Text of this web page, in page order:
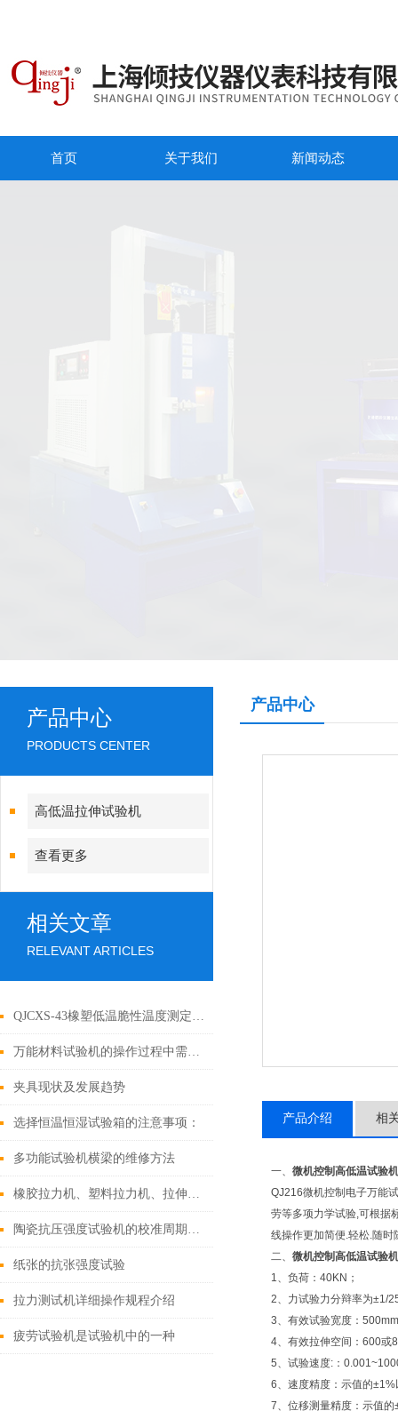
首页 关于我们 新闻动态
产品中心
PRODUCTS CENTER
高低温拉伸试验机
查看更多
相关文章
RELEVANT ARTICLES
QJCXS-43橡塑低温脆性温度测定仪性能与用途
万能材料试验机的操作过程中需要注意哪些安全事项？
夹具现状及发展趋势
选择恒温恒湿试验箱的注意事项：
多功能试验机横梁的维修方法
橡胶拉力机、塑料拉力机、拉伸试验机方法
陶瓷抗压强度试验机的校准周期是多久？
纸张的抗张强度试验
拉力测试机详细操作规程介绍
疲劳试验机是试验机中的一种
产品中心
产品介绍 相
一、 微机控制高低温试验机
QJ216微机控制电子万能
劳等多项力学试验,可根据
线操作更加简便.轻松.随
二、 微机控制高低温试验机
1、负荷：40KN；
2、力试验力分辩率为±1/
3、有效试验宽度：
4、有效拉伸空间：600或
5、试验速度:：
6、速度精度：示值的±1%
7、位移测量精度：示值